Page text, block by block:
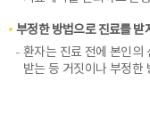
부정한 방법으로 진료를 받
환자는 진료 전에 본인의
받는 등 거짓이나 부정한